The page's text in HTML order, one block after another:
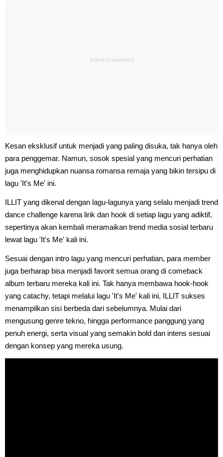
Kesan eksklusif untuk menjadi yang paling disuka, tak hanya oleh
para penggemar. Namun, sosok spesial yang mencuri perhatian
juga menghidupkan nuansa romansa remaja yang bikin tersipu di
lagu 'It's Me' ini.
ILLIT yang dikenal dengan lagu-lagunya yang selalu menjadi trend
dance challenge karena lirik dan hook di setiap lagu yang adiktif,
sepertinya akan kembali meramaikan trend media sosial terbaru
lewat lagu 'It's Me' kali ini.
Sesuai dengan intro lagu yang mencuri perhatian, para member
juga berharap bisa menjadi favorit semua orang di comeback
album terbaru mereka kali ini. Tak hanya membawa hook-hook
yang catachy, tetapi melalui lagu 'It's Me' kali ini, ILLIT sukses
menampilkan sisi berbeda dari sebelumnya. Mulai dari
mengusung genre tekno, hingga performance panggung yang
penuh energi, serta visual yang semakin bold dan intens sesuai
dengan konsep yang mereka usung.